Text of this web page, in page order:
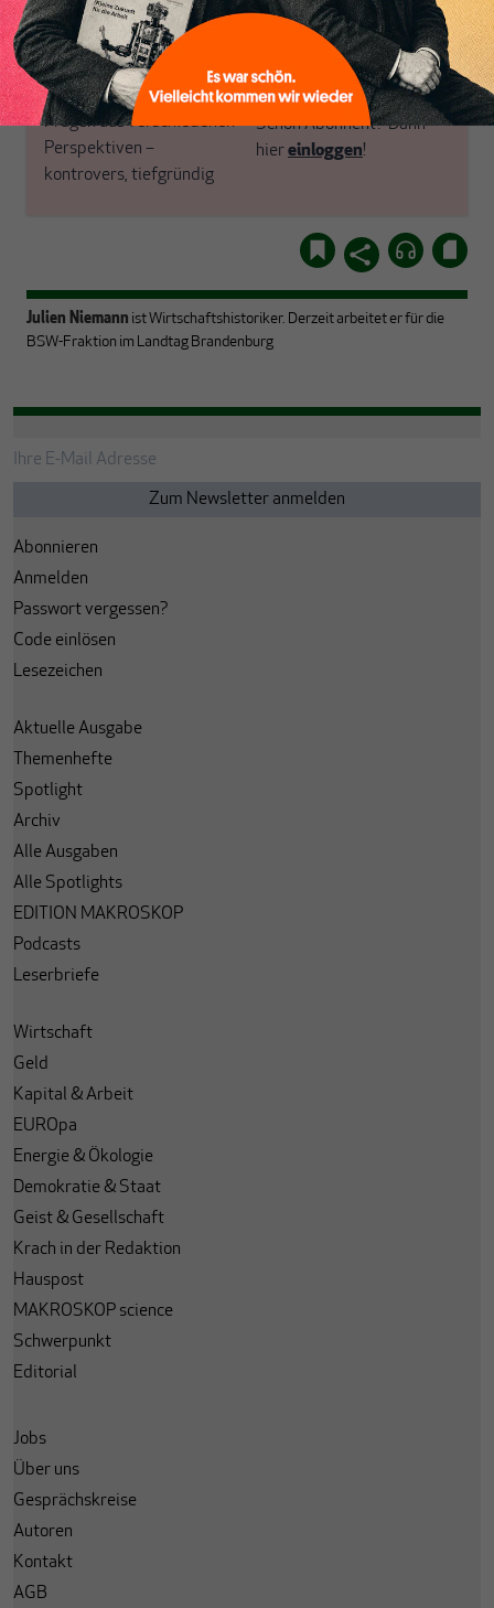
Sinn? Wie geht es mit der
Globalisierung weiter?
Mit ausgewählten Texten
stellen wir uns großen
Fragen aus verschiedenen
Perspektiven –
kontrovers, tiefgründig
ABONNIEREN SIE
MAKROSKOP
Schon Abonnent?Dann
hiereinloggen!
Julien Niemann ist Wirtschaftshistoriker. Derzeit arbeitet er für die
BSW-Fraktion im Landtag Brandenburg
Abonnieren
Anmelden
Passwort vergessen?
Code einlösen
Lesezeichen
Aktuelle Ausgabe
Themenhefte
Spotlight
Archiv
Alle Ausgaben
Alle Spotlights
EDITION MAKROSKOP
Podcasts
Leserbriefe
Wirtschaft
Geld
Kapital & Arbeit
EUROpa
Energie & Ökologie
Demokratie & Staat
Geist & Gesellschaft
Krach in der Redaktion
Hauspost
MAKROSKOP science
Schwerpunkt
Editorial
Jobs
Über uns
Gesprächskreise
Autoren
Kontakt
AGB